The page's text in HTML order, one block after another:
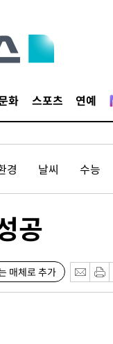
화 스포츠 연예
경 날씨 수능
공
매체로 추가